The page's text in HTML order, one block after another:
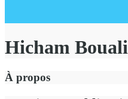
Hicham Bouali
À propos